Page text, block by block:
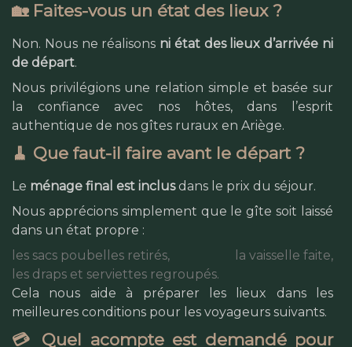
🏡 Faites-vous un état des lieux ?
Non. Nous ne réalisons ni état des lieux d’arrivée ni
de départ.
Nous privilégions une relation simple et basée sur
la confiance avec nos hôtes, dans l’esprit
authentique de nos gîtes ruraux en Ariège.
🧹 Que faut-il faire avant le départ ?
Le ménage final est inclusdans le prix du séjour.
Nous apprécions simplement que le gîte soit laissé
dans un état propre :
les sacs poubelles retirés,
la vaisselle faite,
les draps et serviettes regroupés.
Cela nous aide à préparer les lieux dans les
meilleures conditions pour les voyageurs suivants.
💳 Quel acompte est demandé pour